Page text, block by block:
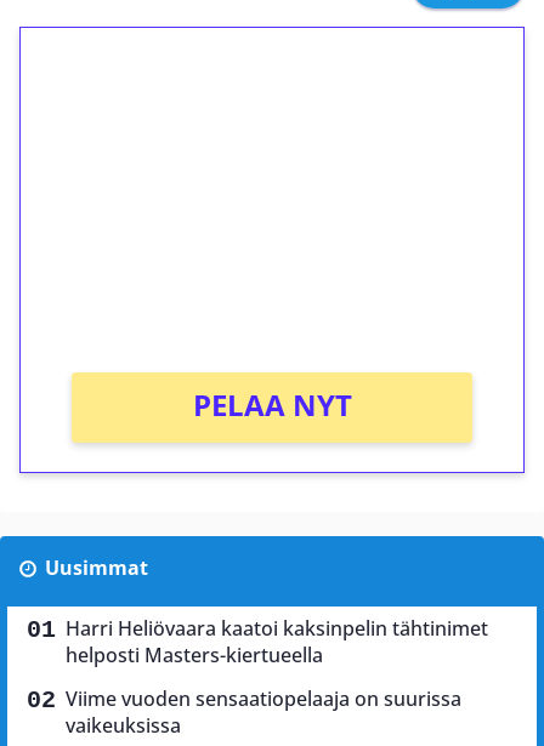
PELAA NYT
Uusimmat
Harri Heliövaara kaatoi kaksinpelin tähtinimet
helposti Masters-kiertueella
Viime vuoden sensaatiopelaaja on suurissa
vaikeuksissa